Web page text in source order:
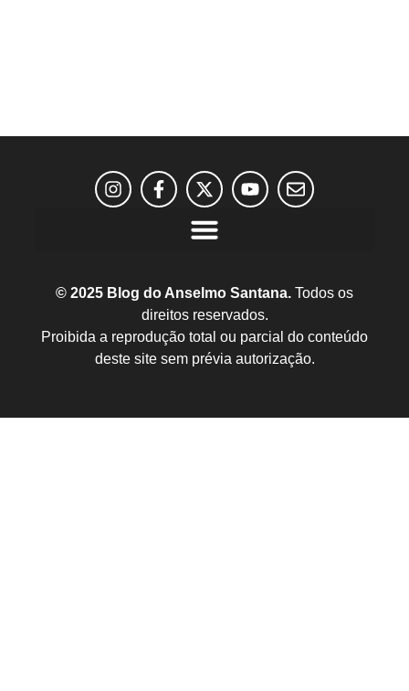
© 2025 Blog do Anselmo Santana. Todos os
direitos reservados.
Proibida a reprodução total ou parcial do conteúdo
deste site sem prévia autorização.